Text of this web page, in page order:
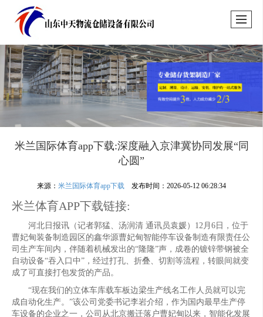
米兰国际体育app下载:深度融入京津冀协同发展“同
心圆”
来源：米兰国际体育app下载 发布时间：2026-05-12 06:28:34
米兰体育APP下载链接:
河北日报讯（记者郭猛、汤润清 通讯员袁媛）12月6日，位于
曹妃甸装备制造园区的鑫华源曹妃甸智能停车设备制造有限责任公
司生产车间内，伴随着机械发出的“隆隆”声，成卷的镀锌带钢被全
自动设备“吞入口中”，经过打孔、折叠、切割等流程，转眼间就变
成了可直接打包发货的产品。
“现在我们的立体车库载车板边梁生产线名工作人员就可以完
成自动化生产。”该公司党委书记李岩介绍，作为国内最早生产停
车设备的企业之一，公司从北京搬迁落户曹妃甸以来，智能化发展